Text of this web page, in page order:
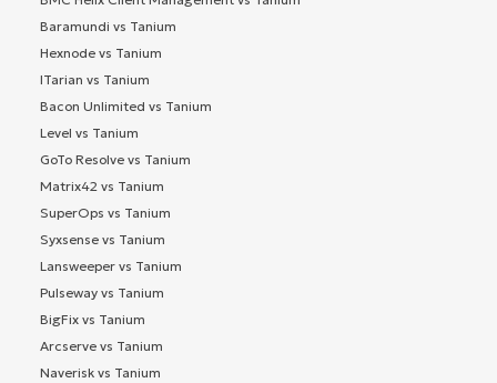
Baramundi vs Tanium
Hexnode vs Tanium
ITarian vs Tanium
Bacon Unlimited vs Tanium
Level vs Tanium
GoTo Resolve vs Tanium
Matrix42 vs Tanium
SuperOps vs Tanium
Syxsense vs Tanium
Lansweeper vs Tanium
Pulseway vs Tanium
BigFix vs Tanium
Arcserve vs Tanium
Naverisk vs Tanium